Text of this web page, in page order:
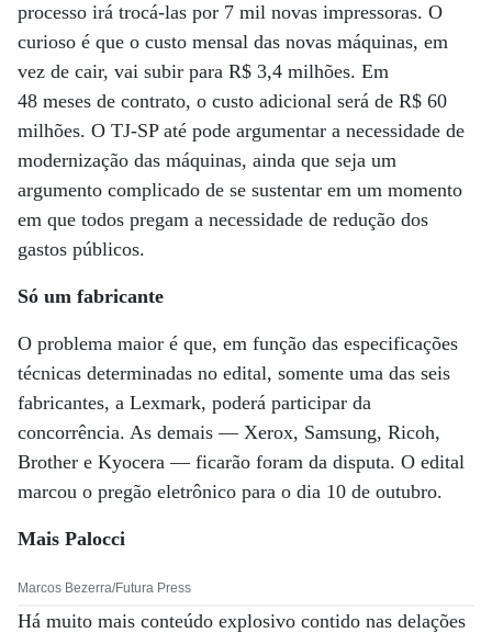
processo irá trocá-las por 7 mil novas impressoras. O
curioso é que o custo mensal das novas máquinas, em
vez de cair, vai subir para R$ 3,4 milhões. Em
48 meses de contrato, o custo adicional será de R$ 60
milhões. O TJ-SP até pode argumentar a necessidade de
modernização das máquinas, ainda que seja um
argumento complicado de se sustentar em um momento
em que todos pregam a necessidade de redução dos
gastos públicos.
Só um fabricante
O problema maior é que, em função das especificações
técnicas determinadas no edital, somente uma das seis
fabricantes, a Lexmark, poderá participar da
concorrência. As demais — Xerox, Samsung, Ricoh,
Brother e Kyocera — ficarão foram da disputa. O edital
marcou o pregão eletrônico para o dia 10 de outubro.
Mais Palocci
Marcos Bezerra/Futura Press
Há muito mais conteúdo explosivo contido nas delações